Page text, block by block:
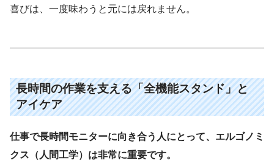
喜びは、一度味わうと元には戻れません。
長時間の作業を支える「全機能スタンド」と
アイケア
仕事で長時間モニターに向き合う人にとって、エルゴノミ
クス（人間工学）は非常に重要です。